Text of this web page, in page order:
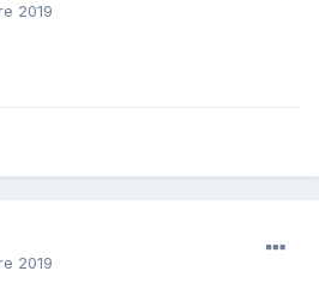
2019
2019